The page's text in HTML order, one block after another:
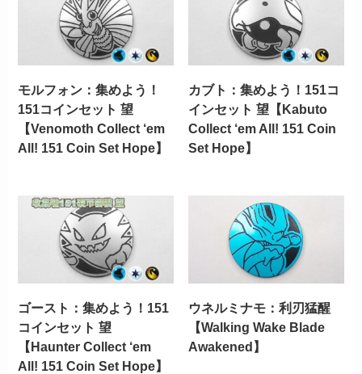
モルフォン：集めよう！
151コインセット 望
【Venomoth Collect ‘em
All! 151 Coin Set Hope】
カブト：集めよう！151コ
インセット 望【Kabuto
Collect ‘em All! 151 Coin
Set Hope】
ゴースト：集めよう！151
コインセット 望
【Haunter Collect ‘em
All! 151 Coin Set Hope】
ウネルミナモ：利刃猛醒
【Walking Wake Blade
Awakened】